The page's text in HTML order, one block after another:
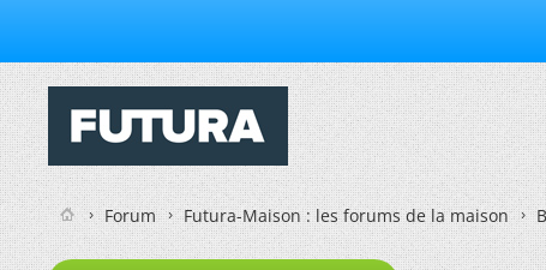
Forum Futura-Maison : les forums de la maison